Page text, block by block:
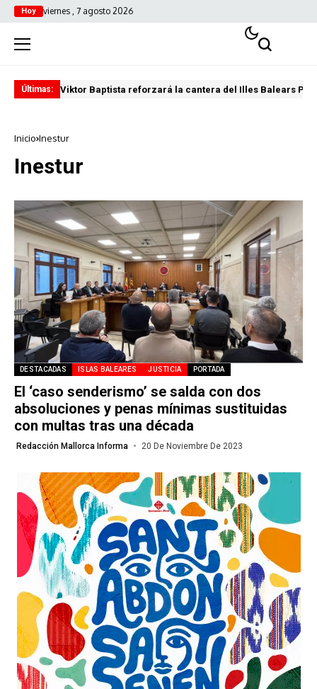
Hoy viernes , 7 agosto 2026
Últimas: Viktor Baptista reforzará la cantera del Illes Balears
Inicio Inestur
Inestur
DESTACADAS ISLAS BALEARES JUSTICIA PORTADA
El ‘caso senderismo’ se salda con dos
absoluciones y penas mínimas sustituidas
con multas tras una década
Redacción Mallorca Informa 20 De Noviembre De 2023